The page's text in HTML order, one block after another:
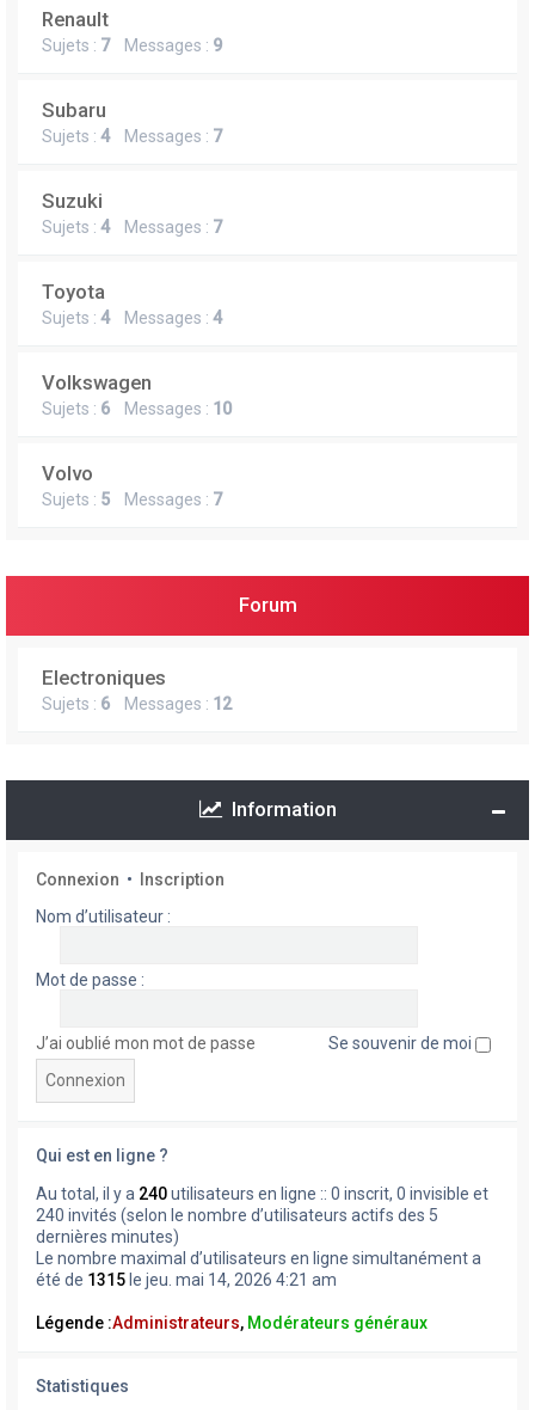
Renault
Sujets : 7Messages : 9
Subaru
Sujets : 4Messages : 7
Suzuki
Sujets : 4Messages : 7
Toyota
Sujets : 4Messages : 4
Volkswagen
Sujets : 6 Messages : 10
Volvo
Sujets : 5 Messages : 7
Forum
Electroniques
Sujets : 6 Messages : 12
Information
Connexion •
Inscription
Nom d’utilisateur :
Mot de passe :
J’ai oublié mon mot de passe Se souvenir de moi
Qui est en ligne ?
Au total, il y a 240utilisateurs en ligne :: 0 inscrit, 0 invisible et
240 invités (selon le nombre d’utilisateurs actifs des 5
dernières minutes)
Le nombre maximal d’utilisateurs en ligne simultanément a
été de 1315 le jeu. mai 14, 2026 4:21 am
Légende :Administrateurs, Modérateurs généraux
Statistiques